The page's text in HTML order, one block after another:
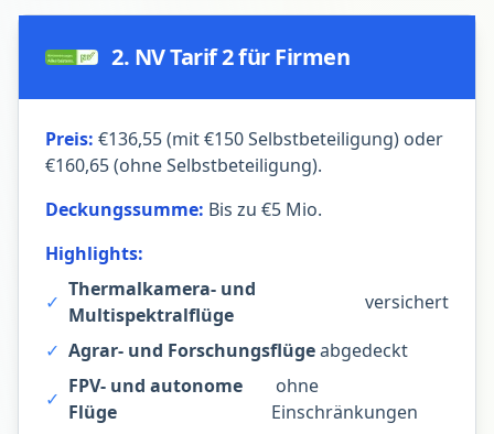
2. NV Tarif 2 für Firmen
Preis: €136,55 (mit €150 Selbstbeteiligung) oder
€160,65 (ohne Selbstbeteiligung).
Deckungssumme: Bis zu €5 Mio.
Highlights:
✓
Thermalkamera- und
Multispektralflüge
versichert
✓ Agrar- und Forschungsflügeabgedeckt
✓
FPV- und autonome
Flüge
ohne
Einschränkungen